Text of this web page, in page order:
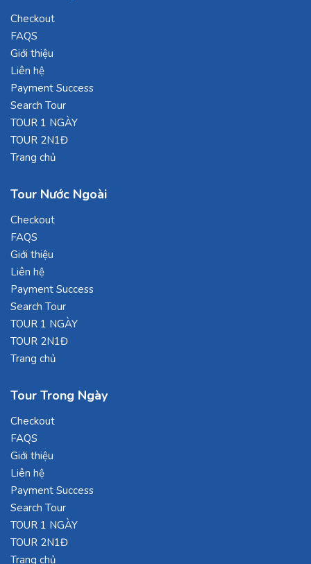
Checkout
FAQS
Giới thiệu
Liên hệ
Payment Success
Search Tour
TOUR 1 NGÀY
TOUR 2N1Đ
Trang chủ
Tour Nước Ngoài
Checkout
FAQS
Giới thiệu
Liên hệ
Payment Success
Search Tour
TOUR 1 NGÀY
TOUR 2N1Đ
Trang chủ
Tour Trong Ngày
Checkout
FAQS
Giới thiệu
Liên hệ
Payment Success
Search Tour
TOUR 1 NGÀY
TOUR 2N1Đ
Trang chủ